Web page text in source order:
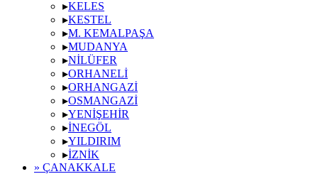
▸KELES
▸KESTEL
▸M. KEMALPAŞA
▸MUDANYA
▸NILÜFER
▸ORHANELI
▸ORHANGAZI
▸OSMANGAZI
▸YENIŞEHIR
▸İNEGÖL
▸YILDIRIM
▸İZNIK
» ÇANAKKALE